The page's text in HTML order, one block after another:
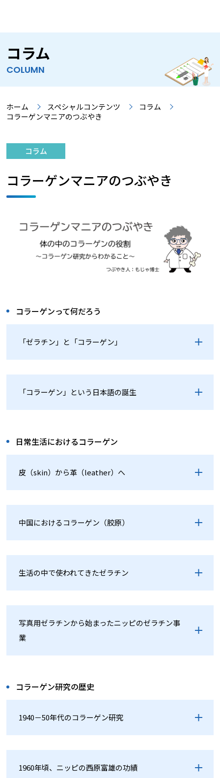
コラム
COLUMN
ホーム スペシャルコンテンツ
コラム
コラーゲンマニアのつぶやき
コラム
コラーゲンマニアのつぶやき
コラーゲンって何だろう
「ゼラチン」と「コラーゲン」
「コラーゲン」という日本語の誕生
日常生活におけるコラーゲン
皮（skin）から革（leather）へ
中国におけるコラーゲン（胶原）
生活の中で使われてきたゼラチン
写真用ゼラチンから始まったニッピのゼラチン事
業
コラーゲン研究の歴史
1940－50年代のコラーゲン研究
1960年頃、ニッピの西原富雄の功績